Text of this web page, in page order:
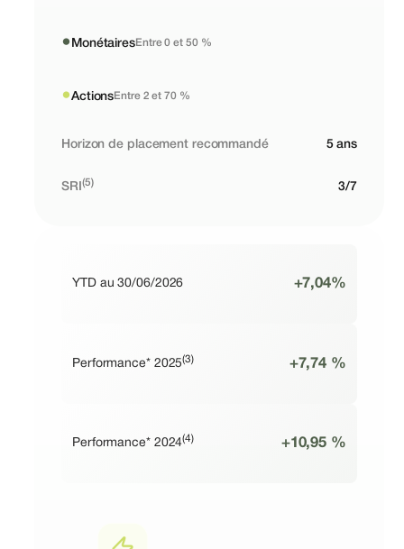
● MonétairesEntre 0 et 50 %
●ActionsEntre 2 et 70 %
Horizon de placement recommandé 5 ans
SRI (5) 3/7
YTD au 30/06/2026 +7,04%
Performance* 2025(3) +7,74 %
Performance* 2024(4) +10,95 %